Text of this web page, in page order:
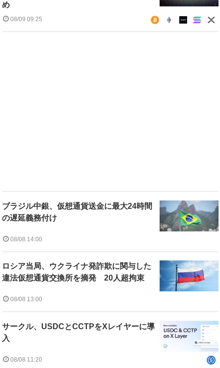
め
08/09 09:25
ブラジル中銀、仮想通貨送金に最大24時間
の遅延義務付け
08/08 14:00
ロシア当局、ウクライナ発詐欺に関与した
違法仮想通貨交換所を摘発 20人超拘束
08/08 13:00
サークル、USDCとCCTPをXレイヤーに導
入
08/08 11:20